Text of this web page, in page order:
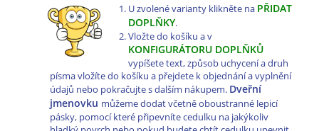
U zvolené varianty klikněte na PŘIDAT
DOPLŇKY.
Vložte do košíku a v
KONFIGURÁTORU DOPLŇKŮ
vypíšete text, způsob uchycení a druh
písma vložíte do košíku a přejdete k objednání a vyplnění
údajů nebo pokračujte s dalším nákupem. Dveřní
jmenovku můžeme dodat včetně oboustranné lepicí
pásky, pomocí které připevníte cedulku na jakýkoliv